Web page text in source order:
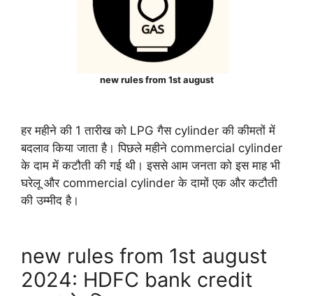
new rules from 1st august
हर महीने की 1 तारीख को LPG गैस cylinder की कीमतों में
बदलाव किया जाता है। पिछले महीने commercial cylinder
के दाम में कटौती की गई थी। इससे आम जनता को इस माह भी
घरेलू और commercial cylinder के दामों एक और कटौती
की उम्मीद है।
new rules from 1st august
2024: HDFC bank credit